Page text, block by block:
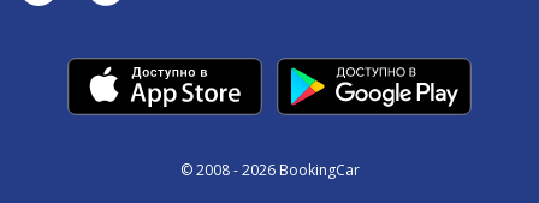
© 2008 - 2026 BookingCar